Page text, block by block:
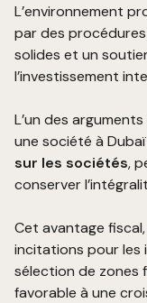
L’environnement
par des
solides et un
l’investissement
L’un des
une société à
sur les sociétés,
conserver
Cet avantage
incitations pour les
sélection de zones
favorable à une